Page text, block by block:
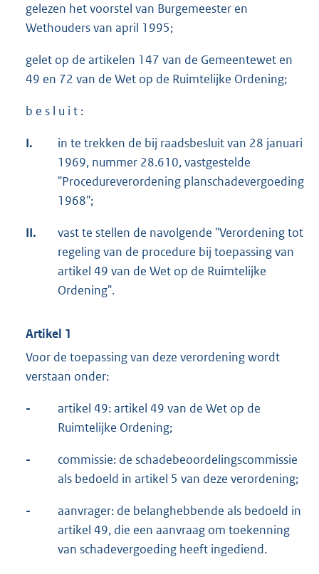
gelezen het voorstel van Burgemeester en
Wethouders van april 1995;
gelet op de artikelen 147 van de Gemeentewet en
49 en 72 van de Wet op de Ruimtelijke Ordening;
b e s l u i t :
I.
in te trekken de bij raadsbesluit van 28 januari
1969, nummer 28.610, vastgestelde
"Procedureverordening planschadevergoeding
1968";
II.
vast te stellen de navolgende "Verordening tot
regeling van de procedure bij toepassing van
artikel 49 van de Wet op de Ruimtelijke
Ordening".
Artikel 1
Voor de toepassing van deze verordening wordt
verstaan onder:
-
artikel 49: artikel 49 van de Wet op de
Ruimtelijke Ordening;
-
commissie: de schadebeoordelingscommissie
als bedoeld in artikel 5 van deze verordening;
-
aanvrager: de belanghebbende als bedoeld in
artikel 49, die een aanvraag om toekenning
van schadevergoeding heeft ingediend.